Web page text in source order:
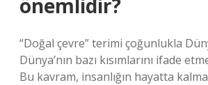
önemlidir?
“Doğal çevre” terimi çoğunlukla
Dünya’nın bazı kısımlarını ifade
Bu kavram, insanlığın hayatta